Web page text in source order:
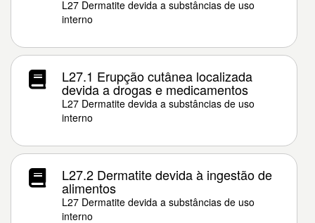
L27 Dermatite devida a substâncias de uso
interno
L27.1 Erupção cutânea localizada
devida a drogas e medicamentos
L27 Dermatite devida a substâncias de uso
interno
L27.2 Dermatite devida à ingestão de
alimentos
L27 Dermatite devida a substâncias de uso
interno